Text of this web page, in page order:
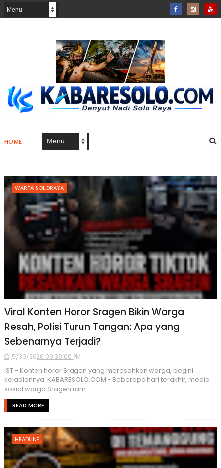
HOME
WARTA SOLORAYA
Viral Konten Horor Sragen Bikin Warga
Resah, Polisi Turun Tangan: Apa yang
Sebenarnya Terjadi?
5/30/2026 09:39:00 PM
IST - Konten horor Sragen yang meresahkan warga, begini
kejadiannya. KABARESOLO.COM - Beberapa hari terakhir, media
sosial warga Sragen ram...
READ MORE
HEADLINE